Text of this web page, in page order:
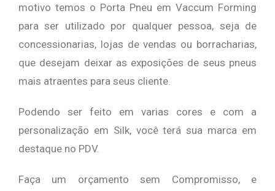
motivo temos o Porta Pneu em Vaccum Forming
para ser utilizado por qualquer pessoa, seja de
concessionarias, lojas de vendas ou borracharias,
que desejam deixar as exposições de seus pneus
mais atraentes para seus cliente.
Podendo ser feito em varias cores e com a
personalização em Silk, você terá sua marca em
destaque no PDV.
Faça um orçamento sem Compromisso, e